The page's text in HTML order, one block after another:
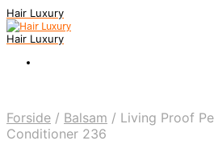
Hair Luxury
Hair Luxury
Forside / Balsam / Living Proof
Conditioner 236